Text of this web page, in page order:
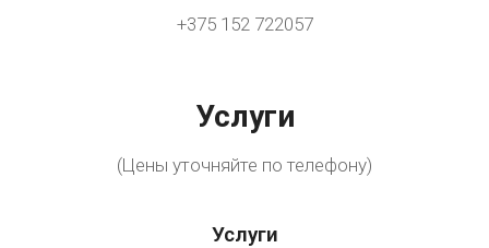
+375 152 722057
Услуги
(Цены уточняйте по телефону)
Услуги